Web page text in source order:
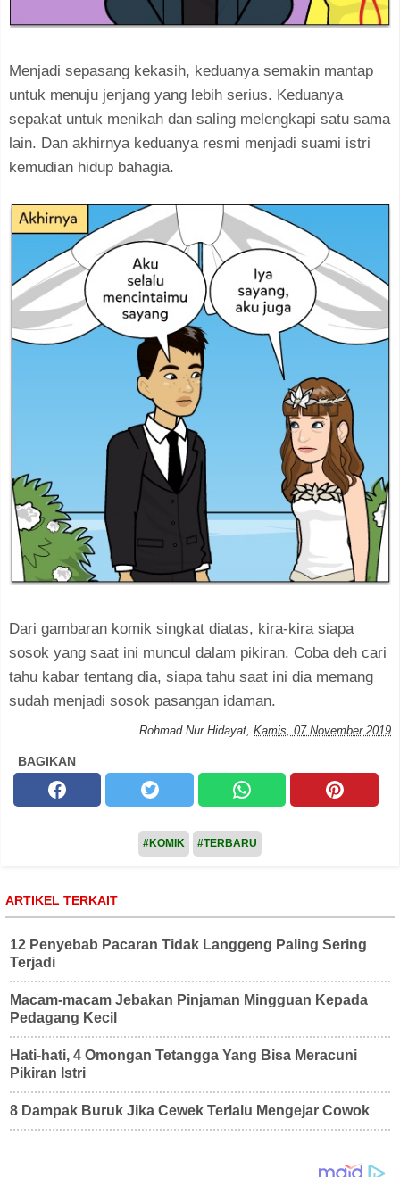
Menjadi sepasang kekasih, keduanya semakin mantap
untuk menuju jenjang yang lebih serius. Keduanya
sepakat untuk menikah dan saling melengkapi satu sama
lain. Dan akhirnya keduanya resmi menjadi suami istri
kemudian hidup bahagia.
Dari gambaran komik singkat diatas, kira-kira siapa
sosok yang saat ini muncul dalam pikiran. Coba deh cari
tahu kabar tentang dia, siapa tahu saat ini dia memang
sudah menjadi sosok pasangan idaman.
Rohmad Nur Hidayat Kamis, 07 November 2019
BAGIKAN
#KOMIK #TERBARU
ARTIKEL TERKAIT
12 Penyebab Pacaran Tidak Langgeng Paling Sering
Terjadi
Macam-macam Jebakan Pinjaman Mingguan Kepada
Pedagang Kecil
Hati-hati, 4 Omongan Tetangga Yang Bisa Meracuni
Pikiran Istri
8 Dampak Buruk Jika Cewek Terlalu Mengejar Cowok